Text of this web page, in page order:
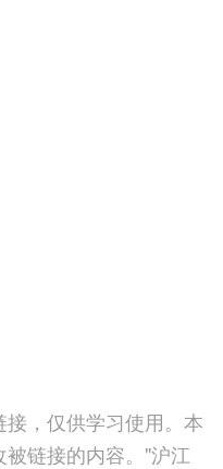
，仅供学习使用。本
链接的内容。"沪江